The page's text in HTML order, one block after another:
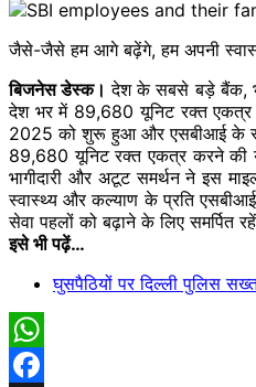
जैसे-जैसे हम आगे बढ़ेंगे, हम अपनी
बिजनेस डेस्क।देश के सबसेबड़ेबैंक,
देश भर में 89,680 यूनिट रक्त एकत्र
2025 को शुरू हुआ और एसबीआई के
89,680 यूनिट रक्त एकत्र करने की
भागीदारी और अटूट समर्थन ने इस
स्वास्थ्य और कल्याण के प्रति
सेवापहलों को बढ़ाने के लिए समर्पित
इसे भी पढ़ें…
घुसपैठियों पर दिल्ली पुलिस
WhatsApp